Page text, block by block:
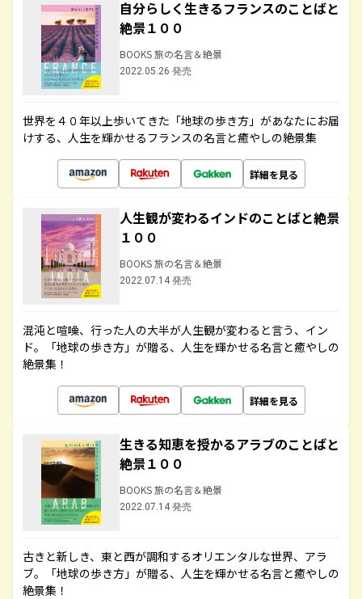
自分らしく生きるフランスのことばと
絶景１００
BOOKS 旅の名言＆絶景
2022.05.26 発売
世界を４０年以上歩いてきた「地球の歩き方」があなたにお届
けする、人生を輝かせるフランスの名言と癒やしの絶景集
詳細を見る
人生観が変わるインドのことばと絶景
１００
BOOKS 旅の名言＆絶景
2022.07.14 発売
混沌と喧噪、行った人の大半が人生観が変わると言う、イン
ド。「地球の歩き方」が贈る、人生を輝かせる名言と癒やしの
絶景集！
詳細を見る
生きる知恵を授かるアラブのことばと
絶景１００
BOOKS 旅の名言＆絶景
2022.07.14 発売
古きと新しき、東と西が調和するオリエンタルな世界、アラ
ブ。「地球の歩き方」が贈る、人生を輝かせる名言と癒やしの
絶景集！